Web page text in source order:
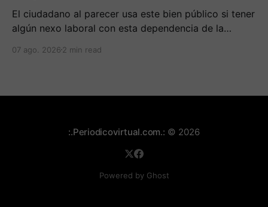
El ciudadano al parecer usa este bien público si tener
algún nexo laboral con esta dependencia de la
municipales frente al tema.
07 ago. 2026 2 min read
:.Periodicovirtual.com.: © 2026
Powered by Ghost